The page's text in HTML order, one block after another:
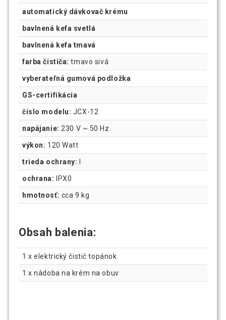
automatický dávkovač krému
bavlnená kefa svetlá
bavlnená kefa tmavá
farba čističa: tmavo sivá
vyberateľná gumová podložka
GS-certifikácia
číslo modelu: JCX-12
napájanie: 230 V ~ 50 Hz
výkon: 120 Watt
trieda ochrany:
ochrana: IPX0
hmotnosť: cca 9 kg
Obsah balenia:
1 x elektrický čistič topánok
1 x nádoba na krém na obuv